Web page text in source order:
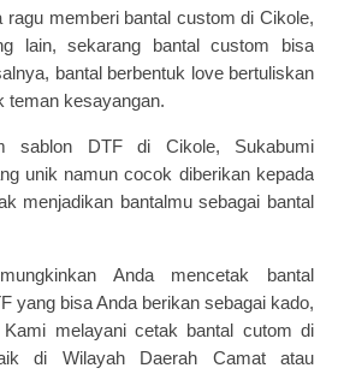
ragu memberi bantal custom di Cikole,
lain, sekarang bantal custom bisa
bantal berbentuk love bertuliskan
teman kesayangan.
sablon DTF di Cikole, Sukabumi
unik namun cocok diberikan kepada
menjadikan bantalmu sebagai bantal
Anda mencetak bantal
yang bisa Anda berikan sebagai kado,
melayani cetak bantal cutom di
di Wilayah Daerah Camat atau